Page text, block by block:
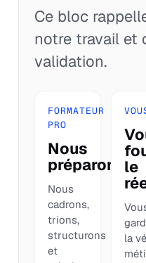
Ce bloc
notre travail et
validation.
FORMATEUR
PRO
Nous
préparons.
Nous
cadrons,
trions,
structurons
et
le
la